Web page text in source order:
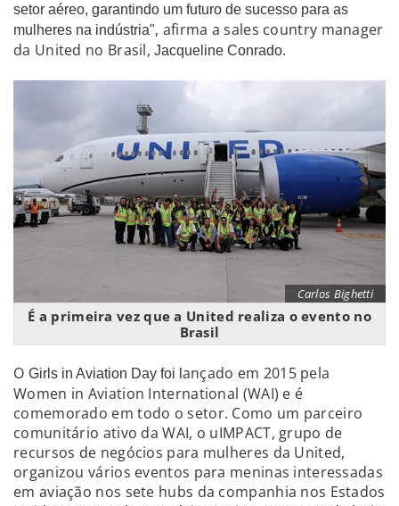
setor aéreo, garantindo um futuro de sucesso para as
mulheres na indústria", afirma a sales country manager
da United no Brasil,Jacqueline Conrado.
Carlos Bighetti
É a primeira vez que a United realiza o evento no
Brasil
O Girls in Aviation Day foi l ançado em 2015 pela
Women in Aviation International (WAI) e é
comemorado em todo o setor. Como um parceiro
comunitário ativo da WAI, o uIMPACT, grupo de
recursos de negócios para mulheres da United,
organizou vários eventos para meninas interessadas
em aviação nos sete hubs da companhia nos Estados